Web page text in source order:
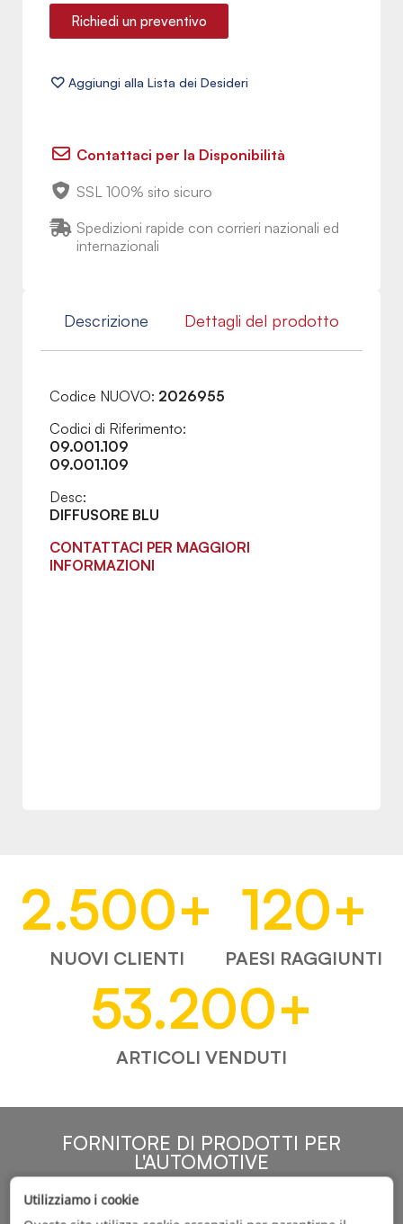
Richiedi un preventivo
Contattaci per la Disponibilità
SSL 100% sito sicuro
Spedizioni rapide con corrieri nazionali ed
internazionali
Descrizione Dettagli del prodotto
Codice NUOVO: 2026955
Codici di Riferimento:
09.001.109
09.001.109
Desc:
DIFFUSORE BLU
CONTATTACI PER MAGGIORI
INFORMAZIONI
2.500+
NUOVI CLIENTI
120+
PAESI RAGGIUNTI
53.200+
ARTICOLI VENDUTI
FORNITORE DI PRODOTTI PER
L'AUTOMOTIVE
Utilizziamo i cookie